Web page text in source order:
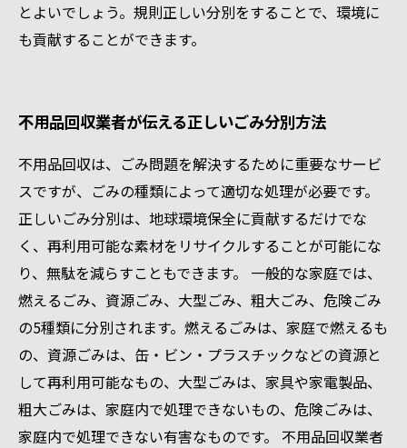
とよいでしょう。規則正しい分別をすることで、環境に
も貢献することができます。
不用品回収業者が伝える正しいごみ分別方法
不用品回収は、ごみ問題を解決するために重要なサービ
スですが、ごみの種類によって適切な処理が必要です。
正しいごみ分別は、地球環境保全に貢献するだけでな
く、再利用可能な素材をリサイクルすることが可能にな
り、無駄を減らすこともできます。 一般的な家庭では、
燃えるごみ、資源ごみ、大型ごみ、粗大ごみ、危険ごみ
の5種類に分別されます。燃えるごみは、家庭で燃えるも
の、資源ごみは、缶・ビン・プラスチックなどの資源と
して再利用可能なもの、大型ごみは、家具や家電製品、
粗大ごみは、家庭内で処理できないもの、危険ごみは、
家庭内で処理できない有害なものです。 不用品回収業者